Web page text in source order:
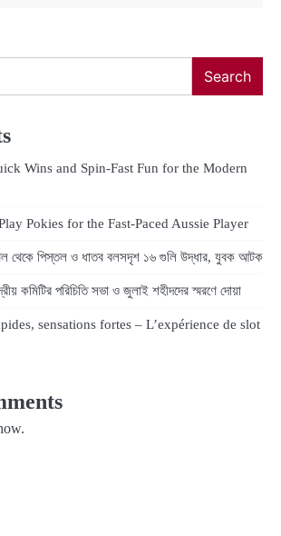
Search
Wins and Spin‑Fast Fun for the Modern
Pokies for the Fast‑Paced Aussie Player
থেকে পিস্তল ও ধাতব বলসদৃশ ১৬ গুলি উদ্ধার, যুবক আটক
কমিটির পরিচিতি সভা ও জুলাই শহীদদের স্মরণে দোয়া
sensations fortes – L’expérience de slot